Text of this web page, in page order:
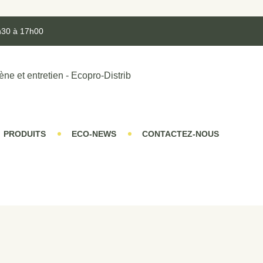
à 17h00
PRODUITS ECO-NEWS CONTACTEZ-NOUS